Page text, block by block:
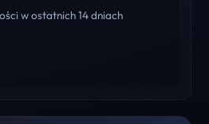
w ostatnich 14 dniach